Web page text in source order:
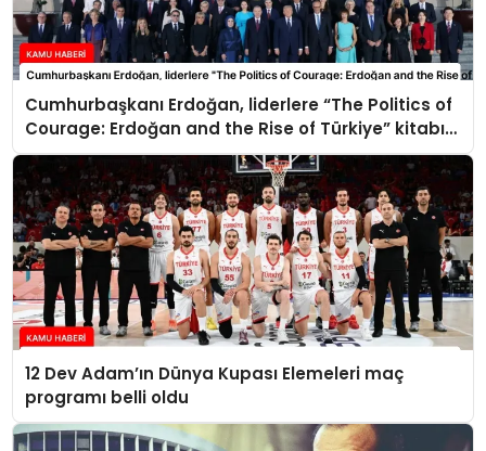
Cumhurbaşkanı Erdoğan, liderlere “The Politics of
Courage: Erdoğan and the Rise of Türkiye” kitabını
takdim etti
12 Dev Adam’ın Dünya Kupası Elemeleri maç
programı belli oldu